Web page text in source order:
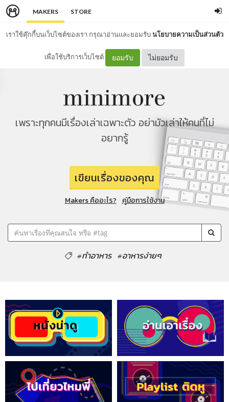
MAKERS STORE
เราใช้คุ๊กกี้บนเว็บไซต์ของเรา กรุณาอ่านและยอมรับนโยบายความเป็นส่วนตัว
เพื่อใช้บริการเว็บไซต์ ยอมรับ ไม่ยอมรับ
เพราะทุกคนมีเรื่องเล่าเฉพาะตัว อย่ามัวเล่าให้คนที่ไม่
อยากรู้
เขียนเรื่องของคุณ
Makers คืออะไร? คู่มือการใช้งาน
#ทำอาหาร #อาหารง่ายๆ